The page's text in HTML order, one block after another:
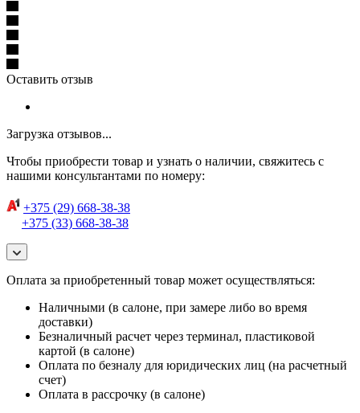
Оставить отзыв
Загрузка отзывов...
Чтобы приобрести товар и узнать о наличии, свяжитесь с
нашими консультантами по номеру:
+375 (29) 668-38-38
+375 (33) 668-38-38
Оплата за приобретенный товар может осуществляться:
Наличными (в салоне, при замере либо во время
доставки)
Безналичный расчет через терминал, пластиковой
картой (в салоне)
Оплата по безналу для юридических лиц (на расчетный
счет)
Оплата в рассрочку (в салоне)